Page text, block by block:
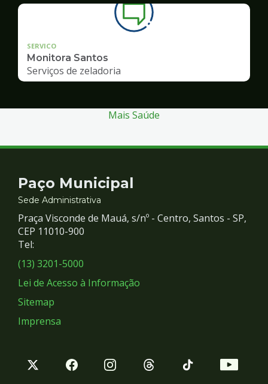
SERVICO
Monitora Santos
Serviços de zeladoria
Mais Saúde
Contato
e
Redes
Sociais
Paço Municipal
Sede Administrativa
Praça Visconde de Mauá, s/nº - Centro, Santos - SP,
CEP 11010-900
Tel:
(13) 3201-5000
Lei de Acesso à Informação
Sitemap
Imprensa